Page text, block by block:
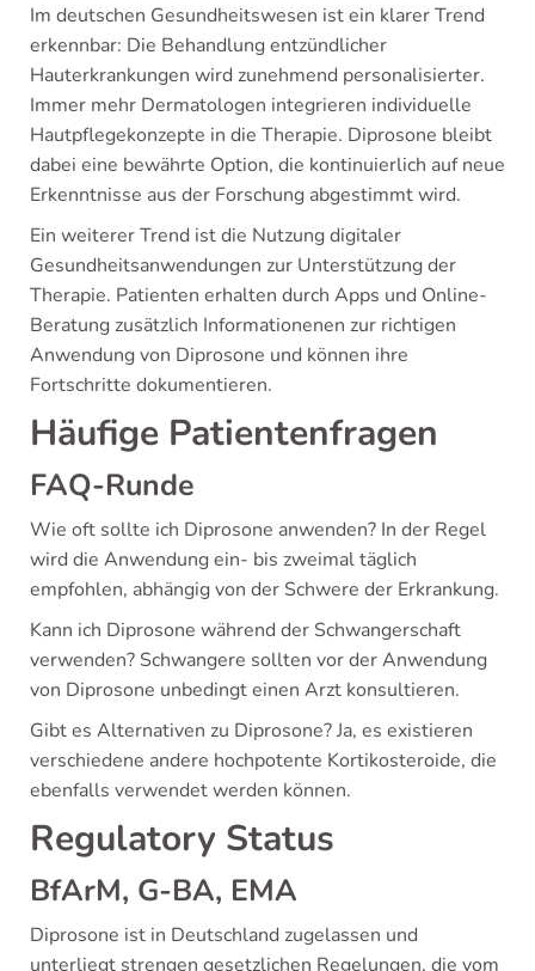
Im deutschen Gesundheitswesen ist ein klarer Trend
erkennbar: Die Behandlung entzündlicher
Hauterkrankungen wird zunehmend personalisierter.
Immer mehr Dermatologen integrieren individuelle
Hautpflegekonzepte in die Therapie. Diprosone bleibt
dabei eine bewährte Option, die kontinuierlich auf neue
Erkenntnisse aus der Forschung abgestimmt wird.
Ein weiterer Trend ist die Nutzung digitaler
Gesundheitsanwendungen zur Unterstützung der
Therapie. Patienten erhalten durch Apps und Online-
Beratung zusätzlich Informationenen zur richtigen
Anwendung von Diprosone und können ihre
Fortschritte dokumentieren.
Häufige Patientenfragen
FAQ-Runde
Wie oft sollte ich Diprosone anwenden? In der Regel
wird die Anwendung ein- bis zweimal täglich
empfohlen, abhängig von der Schwere der Erkrankung.
Kann ich Diprosone während der Schwangerschaft
verwenden? Schwangere sollten vor der Anwendung
von Diprosone unbedingt einen Arzt konsultieren.
Gibt es Alternativen zu Diprosone? Ja, es existieren
verschiedene andere hochpotente Kortikosteroide, die
ebenfalls verwendet werden können.
Regulatory Status
BfArM, G-BA, EMA
Diprosone ist in Deutschland zugelassen und
unterliegt strengen gesetzlichen Regelungen, die vom